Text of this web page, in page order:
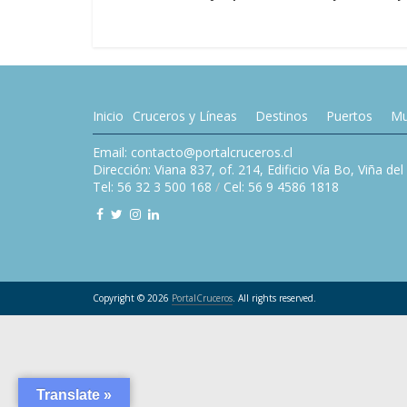
Inicio Cruceros y Líneas Destinos Puertos
Email: contacto@portalcruceros.cl
Dirección: Viana 837, of. 214, Edificio Vía Bo, Viña
Tel: 56 32 3 500 168 / Cel: 56 9 4586 1818
Copyright © 2026 PortalCruceros. All rights reserved.
Translate »